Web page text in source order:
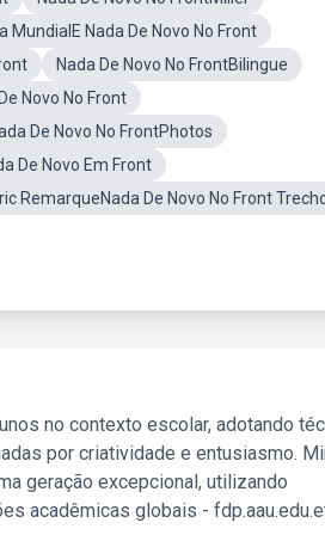
MundialE Nada De Novo No Front
Nada De Novo No FrontBilingue
Novo No Front
De Novo No FrontPhotos
De Novo Em Front
RemarqueNada De Novo No Front
no contexto escolar, adotando
por criatividade e entusiasmo.
geração excepcional, utilizando
acadêmicas globais -